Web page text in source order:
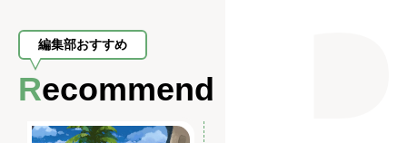
編集部おすすめ
Recommend